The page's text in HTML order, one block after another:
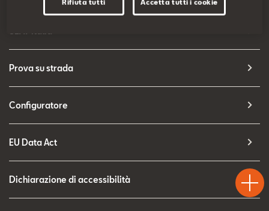
Configuratore
Prova su strada
Configuratore
EU Data Act
Dichiarazione di accessibilità
Test
Drive
Chiama
Rifiuta tutti Accetta tutti i cookie